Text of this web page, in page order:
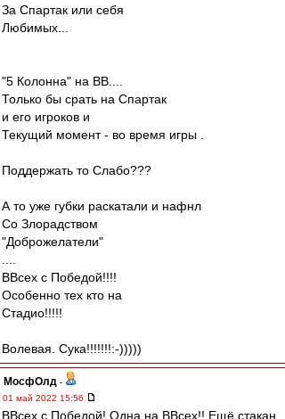
За Спартак или себя
Любимых...
"5 Колонна" на ВВ....
Только бы срать на Спартак
и его игроков и
Текущий момент - во время игры .
Поддержать то Слабо???
А то уже губки раскатали и нафнл
Со Злорадством
"Доброжелатели"
ВВсех с Победой!!!!
Особенно тех кто на
Стадио!!!!!
Волевая. Сука!!!!!!!:-)))))
МосфОлд -
01 май 2022 15:56
ВВсех с Победой! Одна на ВВсех!! Ещё стакан